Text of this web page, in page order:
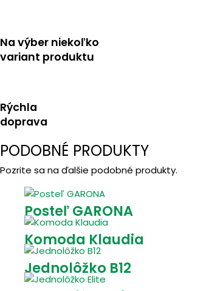
Na výber niekoľko
variant produktu
Rýchla
doprava
PODOBNÉ PRODUKTY
Pozrite sa na ďalšie podobné produkty.
Posteľ GARONA
Komoda Klaudia
Jednolôžko B12